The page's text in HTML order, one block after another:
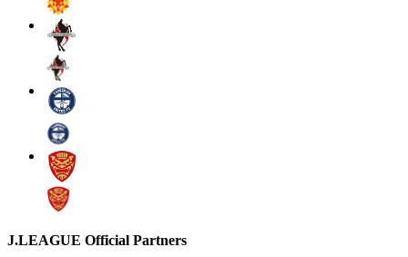
J.LEAGUE Official Partners